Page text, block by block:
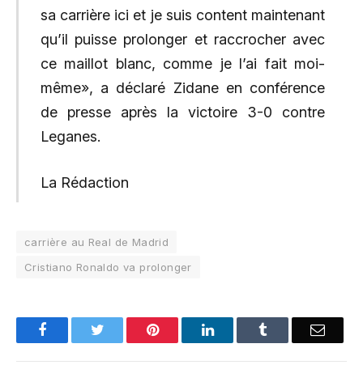
sa carrière ici et je suis content maintenant
qu’il puisse prolonger et raccrocher avec
ce maillot blanc, comme je l’ai fait moi-
même», a déclaré Zidane en conférence
de presse après la victoire 3-0 contre
Leganes.
La Rédaction
carrière au Real de Madrid
Cristiano Ronaldo va prolonger
FacebookTwitter Pinterest LinkedInTumblr Email